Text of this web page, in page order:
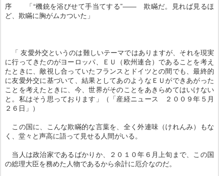
序 「“機銃を浴びせて手当てする”―― 欺瞞だ。見れば見るほ
ど、欺瞞に胸がムカついた」
「 友愛外交というのは難しいテーマではありますが、それを現実
に行ってきたのがヨーロッパ、ＥＵ（欧州連合）であることを考え
たときに、敵視し合っていたフランスとドイツとの間でも、最終的
に友愛外交に基づいて、結果としてあのようなＥＵができあがった
ことを考えたときに、今、世界がそのことをあきらめてはいけない
と。私はそう思っております」（「産経ニュース ２００９年５月
２６日」）
この国に、こんな欺瞞的な言葉を、全く外連味（けれんみ）もな
く、堂々と声高に語って見せる人間がいる。
当人は政治家であるばかりか、２０１０年６月上旬まで、この国
の総理大臣を務めた人物であるから余計に厄介なのだ。